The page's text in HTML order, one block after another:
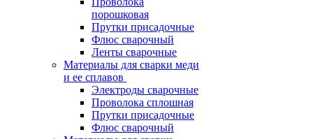
порошковая
Прутки присадочные
Флюс сварочный
Ленты сварочные
Материалы для сварки меди
и ее сплавов
Электроды сварочные
Проволока сплошная
Прутки присадочные
Флюс сварочный